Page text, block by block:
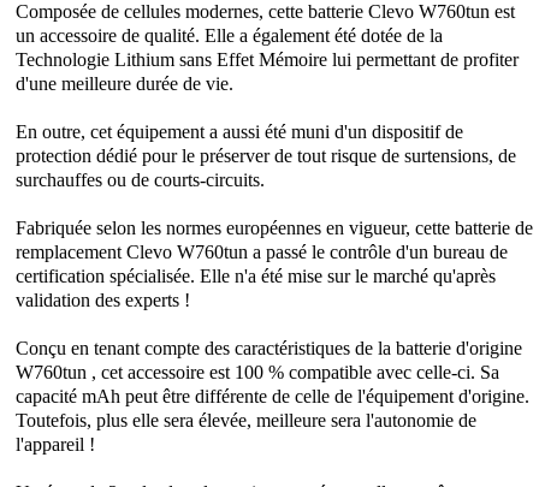
Composée de cellules modernes, cettebatterie Clevo W760tunest
un accessoire de qualité. Elle a également été dotée de la
Technologie Lithium sans Effet Mémoire lui permettant de profiter
d'une meilleure durée de vie.
En outre, cet équipement a aussi été muni d'un dispositif de
protection dédié pour le préserver de tout risque de surtensions, de
surchauffes ou de courts-circuits.
Fabriquée selon les normes européennes en vigueur, cette batterie de
remplacement Clevo W760tun a passé le contrôle d'un bureau de
certification spécialisée. Elle n'a été mise sur le marché qu'après
validation des experts !
Conçu en tenant compte des caractéristiques de la batterie d'origine
W760tun , cet accessoire est 100 % compatible avec celle-ci. Sa
capacité mAh peut être différente de celle de l'équipement d'origine.
Toutefois, plus elle sera élevée, meilleure sera l'autonomie de
l'appareil !